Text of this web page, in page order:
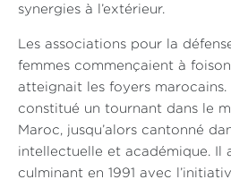
synergies à l’extérieur.
Les associations pour la
femmes commençaient à
atteignait les foyers marocains.
constitué un tournant dans le
Maroc, jusqu’alors cantonné
intellectuelle et académique. Il
culminant en 1991 avec